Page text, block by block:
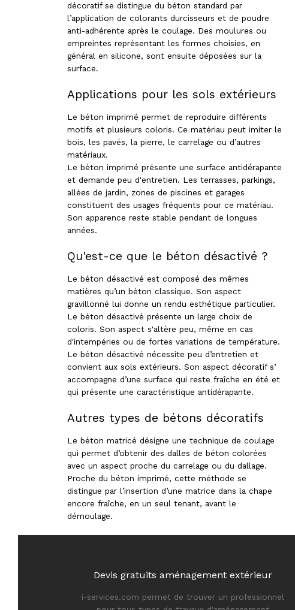
décoratif se distingue du béton standard par
l’application de colorants durcisseurs et de poudre
anti-adhérente après le coulage. Des moulures ou
empreintes représentant les formes choisies, en
général en silicone, sont ensuite déposées sur la
surface.
Applications pour les sols extérieurs
Le béton imprimé permet de reproduire différents
motifs et plusieurs coloris. Ce matériau peut imiter le
bois, les pavés, la pierre, le carrelage ou d’autres
matériaux.
Le béton imprimé présente une surface antidérapante
et demande peu d'entretien. Les terrasses, parkings,
allées de jardin, zones de piscines et garages
constituent des usages fréquents pour ce matériau.
Son apparence reste stable pendant de longues
années.
Qu'est-ce que le béton désactivé ?
Le béton désactivé est composé des mêmes
matières qu’un béton classique. Son aspect
gravillonné lui donne un rendu esthétique particulier.
Le béton désactivé présente un large choix de
coloris. Son aspect s'altère peu, même en cas
d'intempéries ou de fortes variations de température.
Le béton désactivé nécessite peu d’entretien et
convient aux sols extérieurs. Son aspect décoratif s’
accompagne d’une surface qui reste fraîche en été et
qui présente une caractéristique antidérapante.
Autres types de bétons décoratifs
Le béton matricé désigne une technique de coulage
qui permet d’obtenir des dalles de béton colorées
avec un aspect proche du carrelage ou du dallage.
Proche du béton imprimé, cette méthode se
distingue par l’insertion d’une matrice dans la chape
encore fraîche, en un seul tenant, avant le
démoulage.
Devis gratuits aménagement extérieur
i-services.com permet de trouver un professionnel